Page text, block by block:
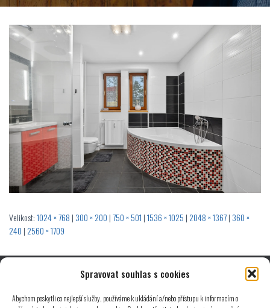
Spravovat souhlas s cookies
Abychom poskytli co nejlepší služby, používáme k ukládání a/nebo přístupu k informacím o
Velikost:1024 × 768 | 300 × 200 |750 × 501 |1536 × 1025 | 2048 × 1367| 360 ×
240 | 2560 × 1709
© 2025 Michal Štryncl | Developed byALFA-WEB.cz